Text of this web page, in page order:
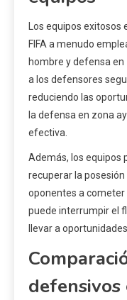
Los equipos exitosos
FIFA a menudo
hombre y defensa
a los defensores
reduciendo las
la defensa en zona
efectiva.
Además, los equipos
recuperar la
oponentes a
puede interrumpir el
llevar a